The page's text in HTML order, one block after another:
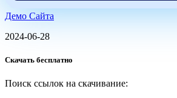
Демо Сайта
2024-06-28
Скачать бесплатно
Поиск ссылок на скачивание: